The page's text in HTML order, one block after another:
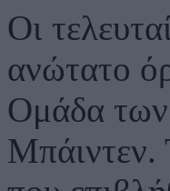
Οι
ανώτατο
Ομάδα των
Μπάιντεν.